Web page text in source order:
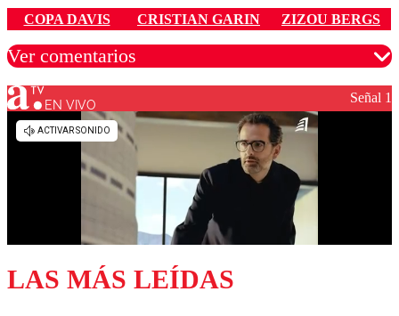
COPA DAVIS CRISTIAN GARIN ZIZOU BERGS
Ver comentarios
Los comentarios son moderados para garantizar un
diálogo respetuoso.
EN VIVO Señal 1
LAS MÁS LEÍDAS